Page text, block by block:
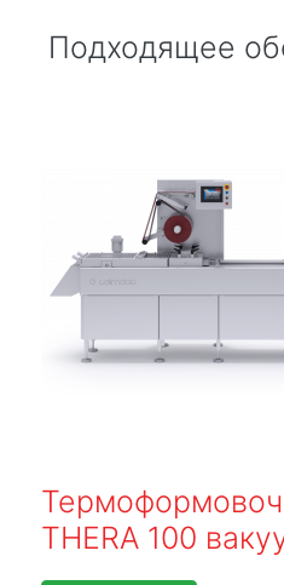
Подходящее
THERA 100